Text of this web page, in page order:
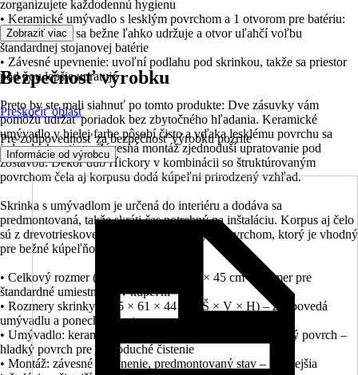
zorganizujete každodennú hygienu
• Keramické umývadlo s lesklým povrchom a 1 otvorom pre batériu:
hladký povrch sa bežne ľahko udržuje a otvor uľahčí voľbu
štandardnej stojanovej batérie
• Závesné upevnenie: uvoľní podlahu pod skrinkou, takže sa priestor
pod ňou lepšie upratuje
Preto by ste mali siahnuť po tomto produkte: Dve zásuvky vám
pomôžu udržať poriadok bez zbytočného hľadania. Keramické
umývadlo v bielej farbe pôsobí čisto a vďaka lesklému povrchu sa
jednoducho utiera. Závesná montáž zjednoduší upratovanie pod
zostavou. Dekor dub Hickory v kombinácii so štruktúrovaným
povrchom čela aj korpusu dodá kúpeľni prirodzený vzhľad.
Skrinka s umývadlom je určená do interiéru a dodáva sa
predmontovaná, takže skráti čas potrebný na inštaláciu. Korpus aj čelo
sú z drevotrieskovej dosky s melamínovým povrchom, ktorý je vhodný
pre bežné kúpeľňové používanie.
• Celkový rozmer (Š × V × H): 70 × 65 × 45 cm – rozmer pre
štandardné umiestnenie v kúpeľni
• Rozmery skrinky: 66,5 × 61 × 44 cm (Š × V × H) – zodpovedá
umývadlu a ponechá priestor pre montáž
• Umývadlo: keramika, 70 × 5 × 45 cm (Š × V × H), lesklý povrch –
hladký povrch pre jednoduché čistenie
• Montáž: závesné upevnenie, predmontovaný stav – rýchlejšia
Zobraziť viac
Bezpečnosť výrobku
Preskočiť oblasť
Pre zodpovednosť za bezpečnosť výrobku pozrite
Informácie od výrobcu .